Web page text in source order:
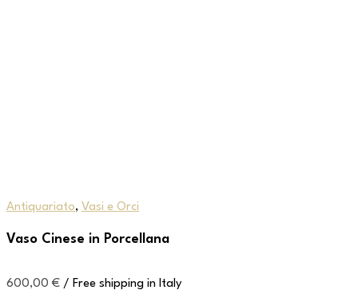
Antiquariato, Vasi e Orci
Vaso Cinese in Porcellana
600,00 € / Free shipping in Italy